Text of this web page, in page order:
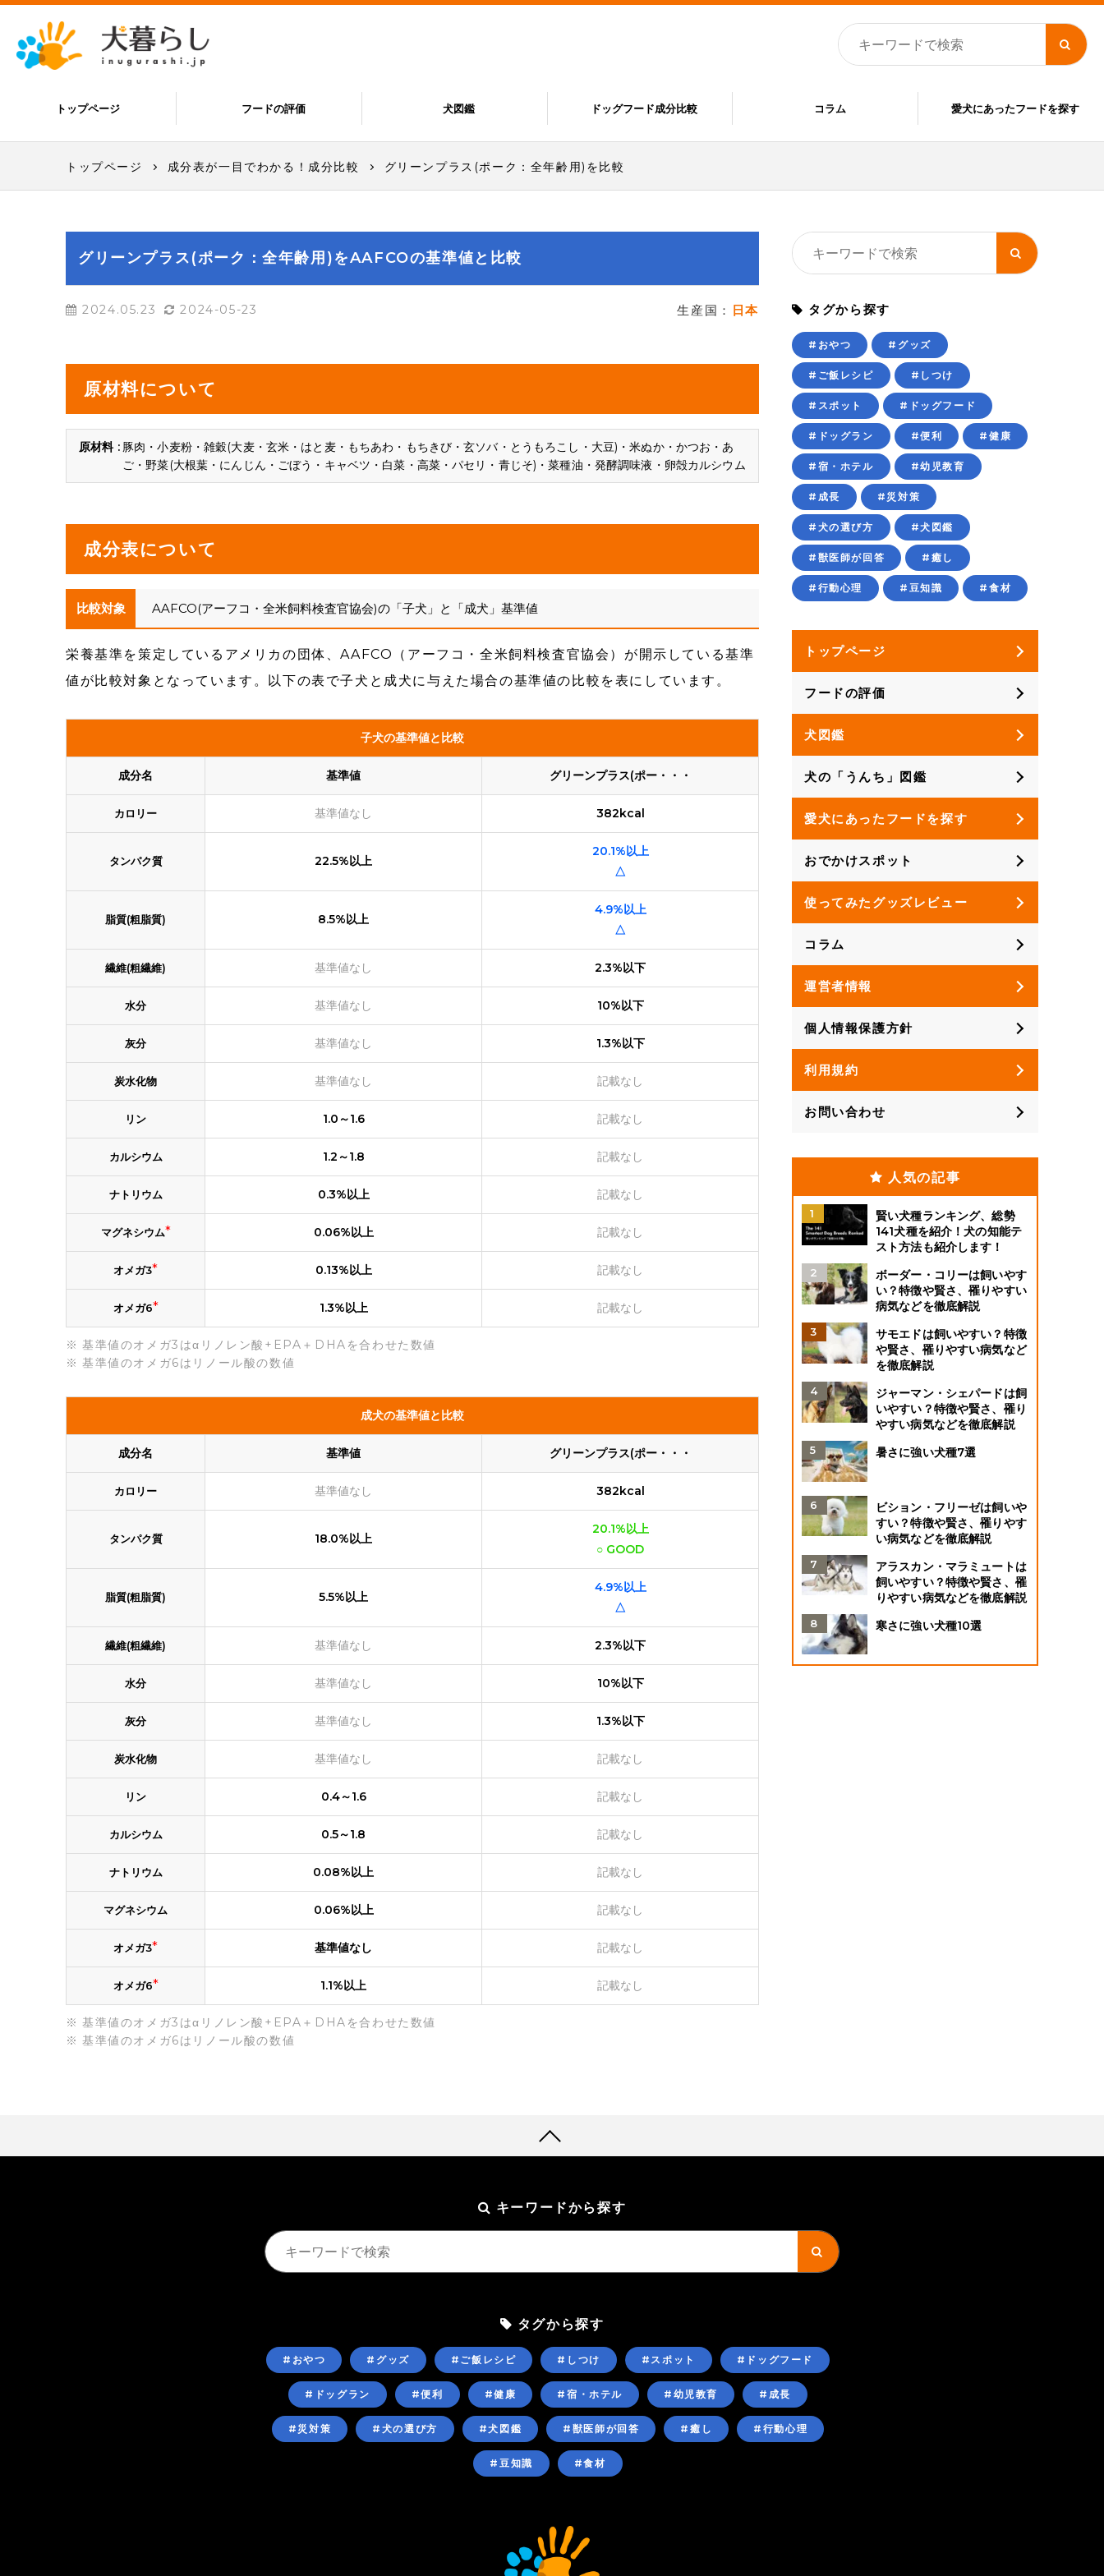
トップページ フードの評価 犬図鑑 ドッグフード成分比較 コラム 愛犬にあったフードを探す
トップページ 成分表が一目でわかる！成分比較 グリーンプラス(ポーク：全年齢用)を比較
グリーンプラス(ポーク：全年齢用)をAAFCOの基準値と比較
2024.05.23 2024-05-23 生産国： 日本
原材料について
豚肉・小麦粉・雑穀(大麦・玄米・はと麦・もちあわ・もちきび・玄ソバ・とうもろこし・大豆)・米ぬか・かつお・あ
ご・野菜(大根葉・にんじん・ごぼう・キャベツ・白菜・高菜・パセリ・青じそ)・菜種油・発酵調味液・卵殻カルシウム
成分表について
比較対象 AAFCO(アーフコ・全米飼料検査官協会)の「子犬」と「成犬」基準値
栄養基準を策定しているアメリカの団体、AAFCO（アーフコ・全米飼料検査官協会）が開示している基準
値が比較対象となっています。以下の表で子犬と成犬に与えた場合の基準値の比較を表にしています。
子犬の基準値と比較
成分名 基準値 グリーンプラス(ポー・・・
カロリー 基準値なし 382kcal
タンパク質 22.5%以上
20.1%以上
△
脂質(粗脂質) 8.5%以上
4.9%以上
△
繊維(粗繊維) 基準値なし 2.3%以下
水分 基準値なし 10%以下
灰分 基準値なし 1.3%以下
炭水化物 基準値なし 記載なし
リン 1.0～1.6 記載なし
カルシウム 1.2～1.8 記載なし
ナトリウム 0.3%以上 記載なし
マグネシウム* 0.06%以上 記載なし
オメガ3* 0.13%以上 記載なし
オメガ6* 1.3%以上 記載なし
基準値のオメガ3はαリノレン酸+EPA＋DHAを合わせた数値
基準値のオメガ6はリノール酸の数値
成犬の基準値と比較
成分名 基準値 グリーンプラス(ポー・・・
カロリー 基準値なし 382kcal
タンパク質 18.0%以上
20.1%以上
○ GOOD
脂質(粗脂質) 5.5%以上
4.9%以上
△
繊維(粗繊維) 基準値なし 2.3%以下
水分 基準値なし 10%以下
灰分 基準値なし 1.3%以下
炭水化物 基準値なし 記載なし
リン 0.4～1.6 記載なし
カルシウム 0.5～1.8 記載なし
ナトリウム 0.08%以上 記載なし
マグネシウム 0.06%以上 記載なし
オメガ3* 基準値なし 記載なし
オメガ6* 1.1%以上 記載なし
基準値のオメガ3はαリノレン酸+EPA＋DHAを合わせた数値
基準値のオメガ6はリノール酸の数値
タグから探す
#おやつ #グッズ
#ご飯レシピ #しつけ
#スポット #ドッグフード
#ドッグラン #便利 #健康
#宿・ホテル #幼児教育
#成長 #災対策
#犬の選び方 #犬図鑑
#獣医師が回答 #癒し
#行動心理 #豆知識 #食材
トップページ
フードの評価
犬図鑑
犬の「うんち」図鑑
愛犬にあったフードを探す
おでかけスポット
使ってみたグッズレビュー
コラム
運営者情報
個人情報保護方針
利用規約
お問い合わせ
人気の記事
賢い犬種ランキング、総勢
141犬種を紹介！犬の知能テ
スト方法も紹介します！
ボーダー・コリーは飼いやす
い？特徴や賢さ、罹りやすい
病気などを徹底解説
サモエドは飼いやすい？特徴
や賢さ、罹りやすい病気など
を徹底解説
ジャーマン・シェパードは飼
いやすい？特徴や賢さ、罹り
やすい病気などを徹底解説
暑さに強い犬種7選
ビション・フリーゼは飼いや
すい？特徴や賢さ、罹りやす
い病気などを徹底解説
アラスカン・マラミュートは
飼いやすい？特徴や賢さ、罹
りやすい病気などを徹底解説
寒さに強い犬種10選
キーワードから探す
タグから探す
#おやつ #グッズ #ご飯レシピ #しつけ #スポット #ドッグフード
#ドッグラン #便利 #健康 #宿・ホテル #幼児教育 #成長
#災対策 #犬の選び方 #犬図鑑 #獣医師が回答 #癒し #行動心理
#豆知識 #食材